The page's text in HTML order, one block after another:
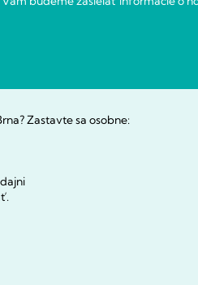
Zastavte sa osobne: